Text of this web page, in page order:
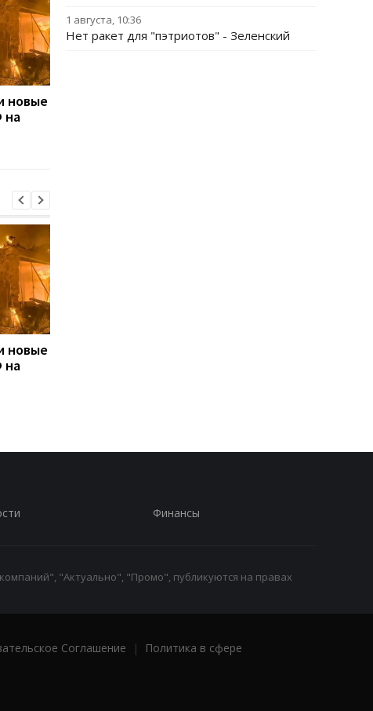
новые
на
новые
на
1 августа, 10:36
Нет ракет для "пэтриотов" - Зеленский
Финансы
"Актуально", "Промо", публикуются на правах
Соглашение |
Политика в сфере